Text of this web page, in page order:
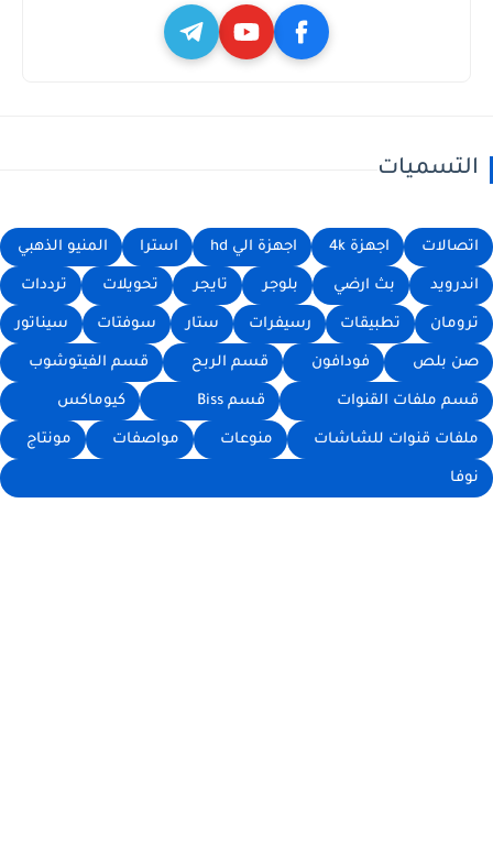
التسميات
اتصالات اجهزة 4k اجهزة الي hd استرا المنيو الذهبي
اندرويد بث ارضي بلوجر تايجر تحويلات ترددات
ترومان تطبيقات رسيفرات ستار سوفتات سيناتور
صن بلص فودافون قسم الربح قسم الفيتوشوب
قسم ملفات القنوات قسم Biss كيوماكس
ملفات قنوات للشاشات منوعات مواصفات مونتاج
نوفا